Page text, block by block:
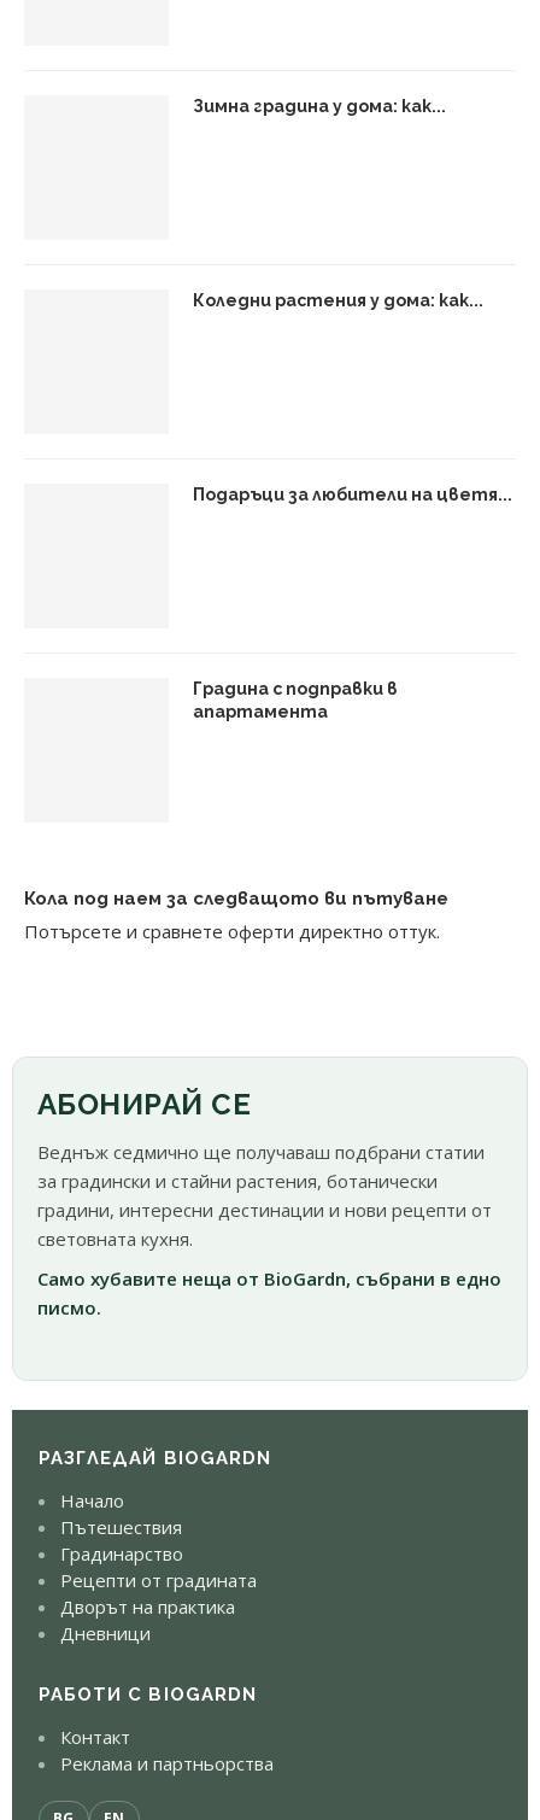
Зимна градина у дома: как...
Коледни растения у дома: как...
Подаръци за любители на цветя...
Градина с подправки в
апартамента
Кола под наем за следващото ви пътуване
Потърсете и сравнете оферти директно оттук.
АБОНИРАЙ СЕ
Веднъж седмично ще получаваш подбрани статии
за градински и стайни растения, ботанически
градини, интересни дестинации и нови рецепти от
световната кухня.
Само хубавите неща от BioGardn, събрани в едно
писмо.
РАЗГЛЕДАЙ BIOGARDN
Начало
Пътешествия
Градинарство
Рецепти от градината
Дворът на практика
Дневници
РАБОТИ С BIOGARDN
Контакт
Реклама и партньорства